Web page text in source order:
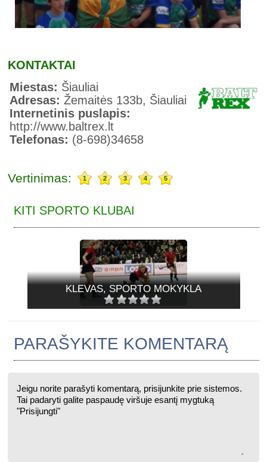
KONTAKTAI
Miestas: Šiauliai
Adresas:Žemaitės 133b, Šiauliai
Internetinis puslapis:
http://www.baltrex.lt
Telefonas: (8-698)34658
Vertinimas: 1 2 3 4 5
KITI SPORTO KLUBAI
KLEVAS, SPORTO MOKYKLA
PARAŠYKITE KOMENTARĄ